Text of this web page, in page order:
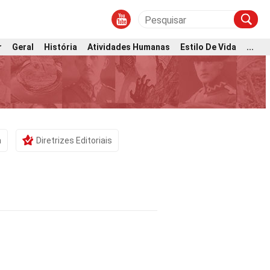
Geral História Atividades Humanas Estilo De Vida ...
Diretrizes Editoriais